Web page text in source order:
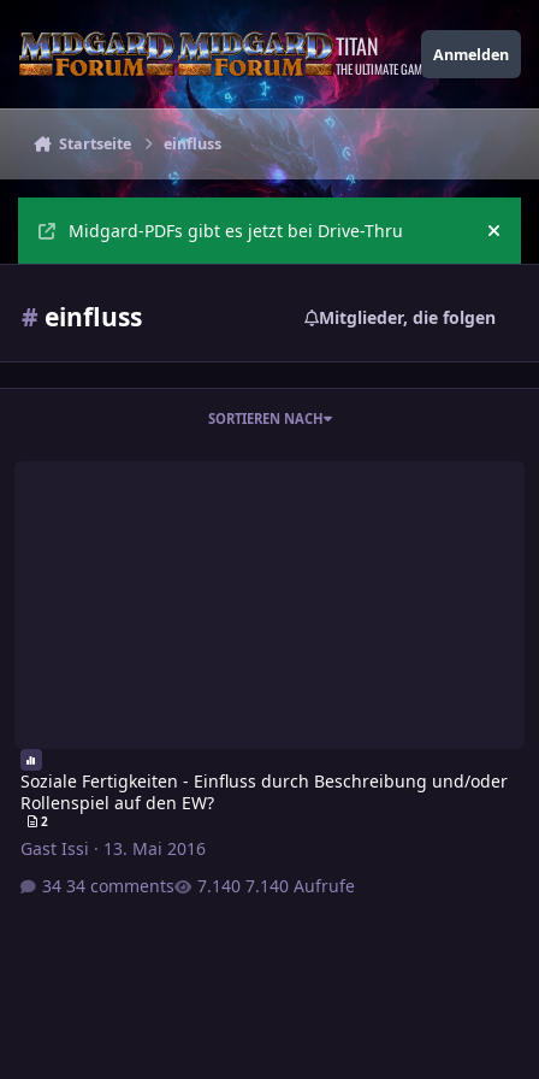
TITAN
THE ULTIMATE GAMING THEME
Anmelden
Startseite einfluss
Midgard-PDFs gibt es jetzt bei Drive-Thru
# einfluss Mitglieder, die folgen
SORTIEREN NACH
Soziale Fertigkeiten - Einfluss durch Beschreibung und/oder
Rollenspiel auf den EW?
2
Gast Issi · 13. Mai 2016
34 comments
7.140 Aufrufe